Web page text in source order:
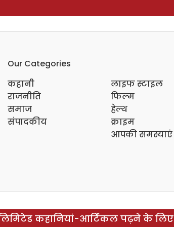
Our Categories
कहानी
राजनीति
समाज
संपादकीय
लाइफ स्टाइल
फिल्म
हेल्थ
क्राइम
आपकी समस्याएं
कहानियां-आर्टिकल पढ़ने के लिए